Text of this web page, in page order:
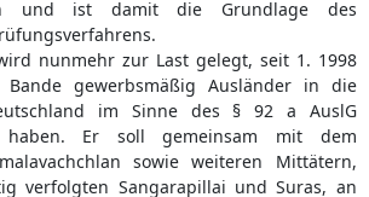
und ist damit die Grundlage des
nunmehr zur Last gelegt, seit 1. 1998
gewerbsmäßig Ausländer in die
im Sinne des § 92 a AuslG
haben. Er soll gemeinsam mit dem
sowie weiteren Mittätern,
verfolgten Sangarapillai und Suras, an